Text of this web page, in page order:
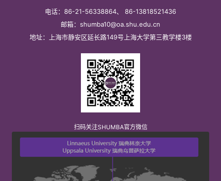
电话：86-21-56338864、 86-13818521436
邮箱：shumba10@oa.shu.edu.cn
地址：上海市静安区延长路149号上海大学第三教学楼3楼
扫码关注SHUMBA官方微信